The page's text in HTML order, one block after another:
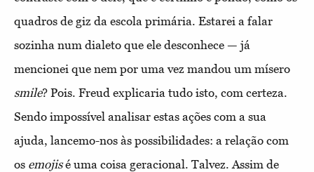
quadros de giz da escola primária. Estarei a falar
sozinha num dialeto que ele desconhece — já
mencionei que nem por uma vez mandou um mísero
smile? Pois. Freud explicaria tudo isto, com certeza.
Sendo impossível analisar estas ações com a sua
ajuda, lancemo-nos às possibilidades: a relação com
os emojisé uma coisa geracional. Talvez. Assim de